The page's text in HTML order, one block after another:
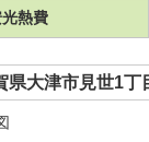
光熱費
県大津市見世1丁